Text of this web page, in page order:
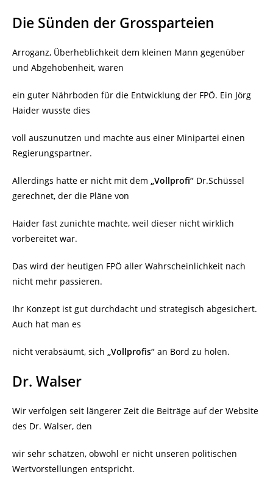
Die Sünden der Grossparteien
Arroganz, Überheblichkeit dem kleinen Mann gegenüber
und Abgehobenheit, waren
ein guter Nährboden für die Entwicklung der FPÖ. Ein Jörg
Haider wusste dies
voll auszunutzen und machte aus einer Minipartei einen
Regierungspartner.
Allerdings hatte er nicht mit dem „Vollprofi“ Dr.Schüssel
gerechnet, der die Pläne von
Haider fast zunichte machte, weil dieser nicht wirklich
vorbereitet war.
Das wird der heutigen FPÖ aller Wahrscheinlichkeit nach
nicht mehr passieren.
Ihr Konzept ist gut durchdacht und strategisch abgesichert.
Auch hat man es
nicht verabsäumt, sich „Vollprofis“ an Bord zu holen.
Dr. Walser
Wir verfolgen seit längerer Zeit die Beiträge auf der Website
des Dr. Walser, den
wir sehr schätzen, obwohl er nicht unseren politischen
Wertvorstellungen entspricht.